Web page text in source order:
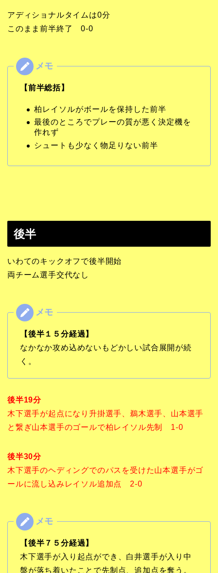
アディショナルタイムは0分
このまま前半終了 0-0
【前半総括】
柏レイソルがボールを保持した前半
最後のところでプレーの質が悪く決定機を
作れず
シュートも少なく物足りない前半
後半
いわてのキックオフで後半開始
両チーム選手交代なし
【後半１５分経過】
なかなか攻め込めないもどかしい試合展開が続
く。
後半19分
木下選手が起点になり升掛選手、鵜木選手、山本選手
と繋ぎ山本選手のゴールで柏レイソル先制 1-0
後半30分
木下選手のヘディングでのパスを受けた山本選手がゴ
ールに流し込みレイソル追加点 2-0
【後半７５分経過】
木下選手が入り起点ができ、白井選手が入り中
盤が落ち着いたことで先制点、追加点を奪う。